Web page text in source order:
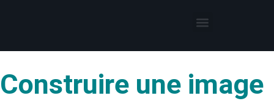
Construire une image